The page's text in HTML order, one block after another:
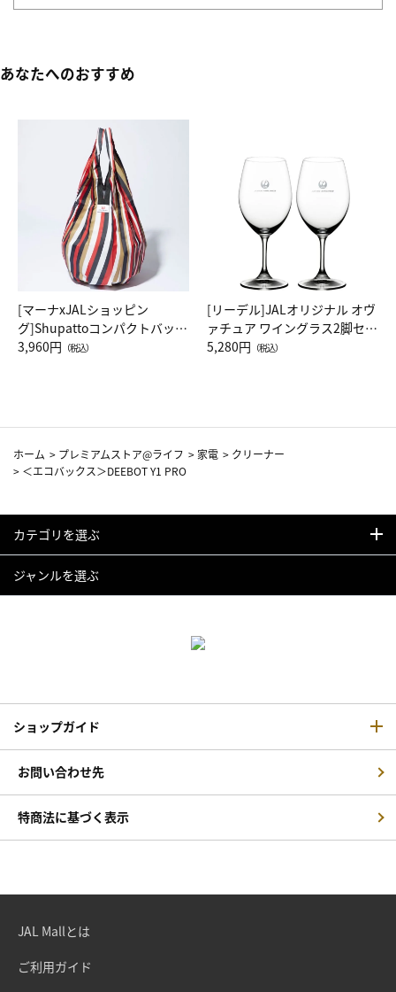
あなたへのおすすめ
[マーナxJALショッピン
グ]Shupattoコンパクトバッグ
Drop JAL客室乗務員（LC）ス
3,960円 （税込）
[リーデル]JALオリジナル オヴ
ァチュア ワイングラス2脚セッ
ト（レッドワイン）
5,280円 （税込）
ホーム > プレミアムストア@ライフ > 家電 > クリーナー
> ＜エコバックス＞DEEBOT Y1 PRO
カテゴリを選ぶ
ジャンルを選ぶ
ショップガイド
お問い合わせ先
特商法に基づく表示
JAL Mallとは
ご利用ガイド